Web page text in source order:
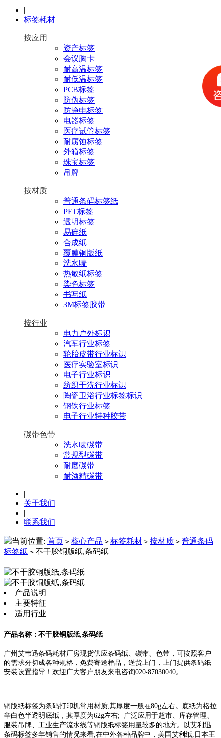
|
标签耗材
按应用
资产标签
会议胸卡
耐高温标签
耐低温标签
PCB标签
防伪标签
防静电标签
电器标签
医疗试管标签
耐腐蚀标签
外箱标签
珠宝标签
吊牌
按材质
普通条码标签纸
PET标签
透明标签
易碎纸
合成纸
覆膜铜版纸
洗水唛
热敏纸标签
染色标签
书写纸
3M标签胶带
按行业
电力户外标识
汽车行业标签
轮胎皮带行业标识
医疗实验室标识
电子行业标识
纺织干洗行业标识
陶瓷卫浴行业标签标识
钢铁行业标签
电子行业特种胶带
碳带色带
洗水唛碳带
常规型碳带
耐磨碳带
耐酒精碳带
|
关于我们
|
联系我们
当前位置: 首页 > 核心产品 > 标签耗材 > 按材质 > 普通条码
标签纸 > 不干胶铜版纸,条码纸
产品说明
主要特征
适用行业
产品名称：不干胶铜版纸,条码纸
广州艾韦迅条码耗材厂房现货供应条码纸、碳带、色带，可按照客户
的需求分切成各种规格，免费寄送样品，送货上门，上门提供条码纸
安装设置指导！欢迎广大客户朋友来电咨询020-87030040。
铜版纸标签为条码打印机常用材质,其厚度一般在80g左右。底纸为格拉
辛白色半透明底纸，其厚度为62g左右; 广泛应用于超市、库存管理、
服装吊牌、工业生产流水线等铜版纸标签用量较多的地方。以艾利迅
条码标签多年销售的情况来看,在中外各种品牌中，美国艾利纸,日本王